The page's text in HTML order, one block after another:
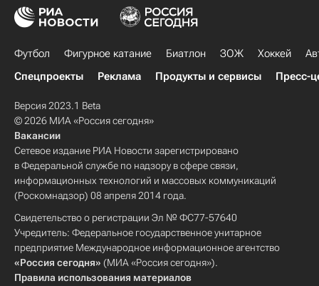
Футбол Фигурное катание Биатлон ЗОЖ Хоккей
Спецпроекты
Реклама Продукты и сервисы Пресс-
Версия 2023.1 Beta
© 2026 МИА «Россия сегодня»
Вакансии
Сетевое издание РИА Новости зарегистрировано
в Федеральной службе по надзору в сфере связи,
информационных технологий и массовых коммуникаций
(Роскомнадзор) 08 апреля 2014 года.
Свидетельство о регистрации Эл № ФС77-57640
Учредитель: Федеральное государственное унитарное
предприятие Международное информационное агентство
«Россия сегодня» (МИА «Россия сегодня»).
Правила использования материалов